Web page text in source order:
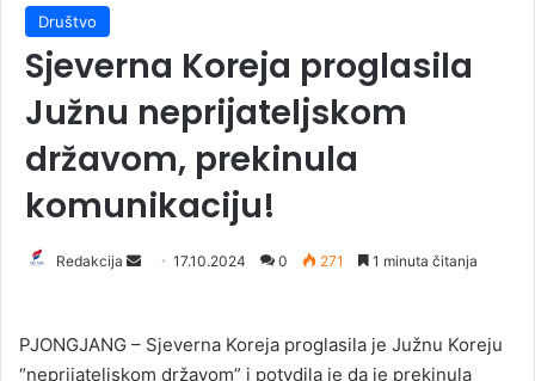
Društvo
Sjeverna Koreja proglasila
Južnu neprijateljskom
državom, prekinula
komunikaciju!
Redakcija
d
a
17.10.2024 0 271 1 minuta čitanja
PJONGJANG – Sjeverna Koreja proglasila je Južnu Koreju
“neprijateljskom državom” i potvdila je da je prekinula